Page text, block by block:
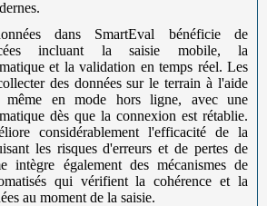
dans SmartEval bénéficie de
incluant la saisie mobile, la
et la validation en temps réel. Les
des données sur le terrain à l'aide
même en mode hors ligne, avec une
dès que la connexion est rétablie.
considérablement l'efficacité de la
les risques d'erreurs et de pertes de
intègre également des mécanismes de
qui vérifient la cohérence et la
au moment de la saisie.